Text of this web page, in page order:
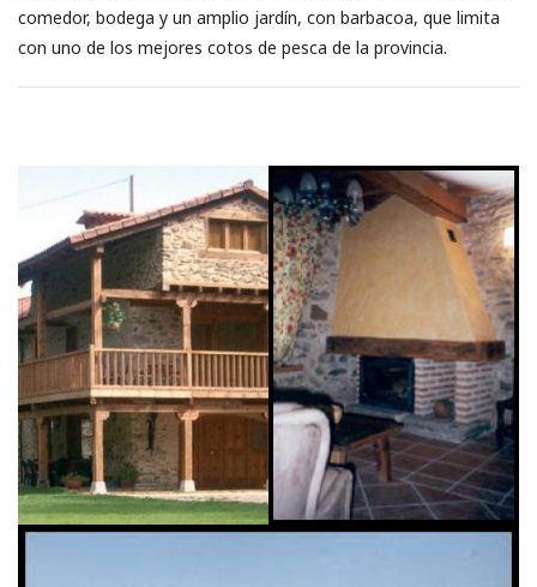
comedor, bodega y un amplio jardín, con barbacoa, que limita
con uno de los mejores cotos de pesca de la provincia.